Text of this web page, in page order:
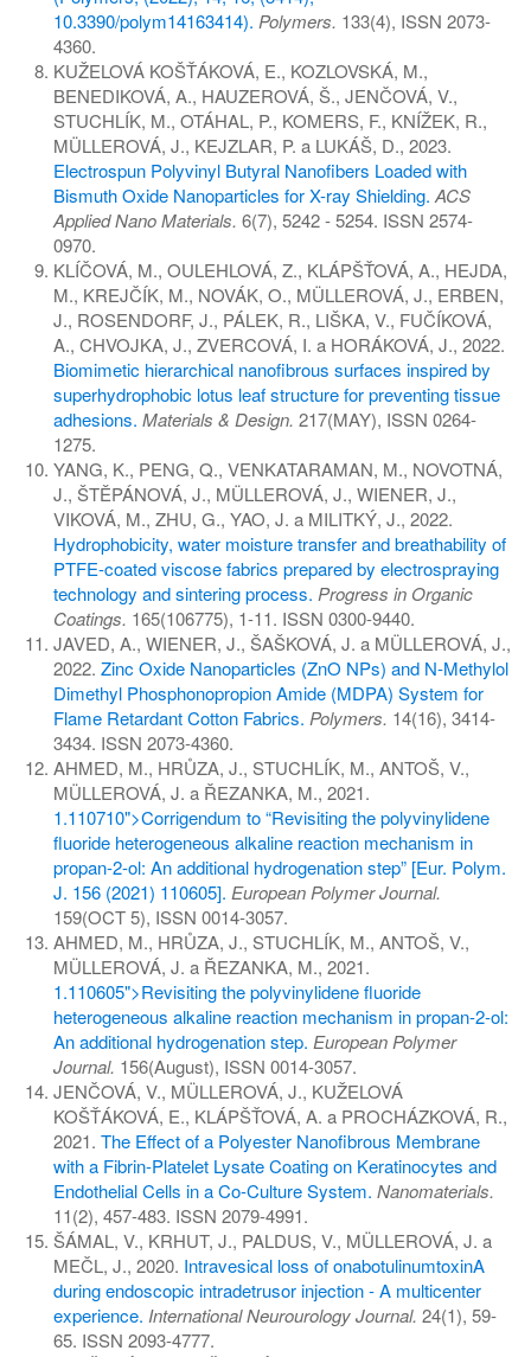
10.3390/polym14163414). Polymers. 133(4), ISSN 2073-
4360.
KUŽELOVÁ KOŠŤÁKOVÁ, E., KOZLOVSKÁ, M.,
BENEDIKOVÁ, A., HAUZEROVÁ, Š., JENČOVÁ, V.,
STUCHLÍK, M., OTÁHAL, P., KOMERS, F., KNÍŽEK, R.,
MÜLLEROVÁ, J., KEJZLAR, P. a LUKÁŠ, D., 2023.
Electrospun Polyvinyl Butyral Nanofibers Loaded with
Bismuth Oxide Nanoparticles for X-ray Shielding.ACS
Applied Nano Materials. 6(7), 5242 - 5254. ISSN 2574-
0970.
KLÍČOVÁ, M., OULEHLOVÁ, Z., KLÁPŠŤOVÁ, A., HEJDA,
M., KREJČÍK, M., NOVÁK, O., MÜLLEROVÁ, J., ERBEN,
J., ROSENDORF, J., PÁLEK, R., LIŠKA, V., FUČÍKOVÁ,
A., CHVOJKA, J., ZVERCOVÁ, I. a HORÁKOVÁ, J., 2022.
Biomimetic hierarchical nanofibrous surfaces inspired by
superhydrophobic lotus leaf structure for preventing tissue
adhesions. Materials & Design. 217(MAY), ISSN 0264-
1275.
YANG, K., PENG, Q., VENKATARAMAN, M., NOVOTNÁ,
J., ŠTĚPÁNOVÁ, J., MÜLLEROVÁ, J., WIENER, J.,
VIKOVÁ, M., ZHU, G., YAO, J. a MILITKÝ, J., 2022.
Hydrophobicity, water moisture transfer and breathability of
PTFE-coated viscose fabrics prepared by electrospraying
technology and sintering process. Progress in Organic
Coatings. 165(106775), 1-11. ISSN 0300-9440.
JAVED, A., WIENER, J., ŠAŠKOVÁ, J. a MÜLLEROVÁ, J.,
2022. Zinc Oxide Nanoparticles (ZnO NPs) and N-Methylol
Dimethyl Phosphonopropion Amide (MDPA) System for
Flame Retardant Cotton Fabrics. Polymers. 14(16), 3414-
3434. ISSN 2073-4360.
AHMED, M., HRŮZA, J., STUCHLÍK, M., ANTOŠ, V.,
MÜLLEROVÁ, J. a ŘEZANKA, M., 2021.
1.110710">Corrigendum to “Revisiting the polyvinylidene
fluoride heterogeneous alkaline reaction mechanism in
propan-2-ol: An additional hydrogenation step” [Eur. Polym.
J. 156 (2021) 110605]. European Polymer Journal.
159(OCT 5), ISSN 0014-3057.
AHMED, M., HRŮZA, J., STUCHLÍK, M., ANTOŠ, V.,
MÜLLEROVÁ, J. a ŘEZANKA, M., 2021.
1.110605">Revisiting the polyvinylidene fluoride
heterogeneous alkaline reaction mechanism in propan-2-ol:
An additional hydrogenation step. European Polymer
Journal. 156(August), ISSN 0014-3057.
JENČOVÁ, V., MÜLLEROVÁ, J., KUŽELOVÁ
KOŠŤÁKOVÁ, E., KLÁPŠŤOVÁ, A. a PROCHÁZKOVÁ, R.,
2021. The Effect of a Polyester Nanofibrous Membrane
with a Fibrin-Platelet Lysate Coating on Keratinocytes and
Endothelial Cells in a Co-Culture System. Nanomaterials.
11(2), 457-483. ISSN 2079-4991.
ŠÁMAL, V., KRHUT, J., PALDUS, V., MÜLLEROVÁ, J. a
MEČL, J., 2020. Intravesical loss of onabotulinumtoxinA
during endoscopic intradetrusor injection - A multicenter
experience. International Neurourology Journal. 24(1), 59-
65. ISSN 2093-4777.